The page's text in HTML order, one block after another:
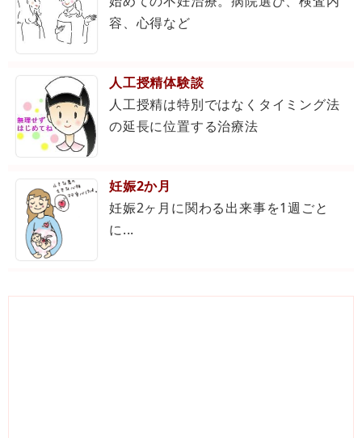
容、心得など
人工授精体験談
人工授精は特別ではなくタイミング法
の延長に位置する治療法
妊娠2か月
妊娠2ヶ月に関わる出来事を1週ごと
に...